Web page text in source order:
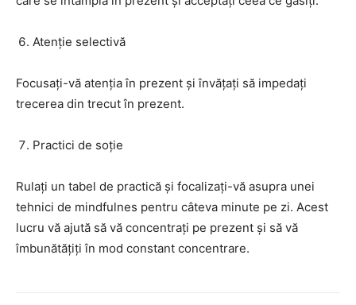
Atenție selectivă
Focusați-vă atenția în prezent și învățați să impedați
trecerea din trecut în prezent.
Practici de soție
Rulați un tabel de practică și focalizați-vă asupra unei
tehnici de mindfulnes pentru câteva minute pe zi. Acest
lucru vă ajută să vă concentrați pe prezent și să vă
îmbunătățiți în mod constant concentrare.